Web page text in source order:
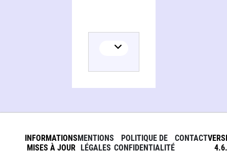
INFORMATIONS
MISES À JOUR
MENTIONS
LÉGALES
POLITIQUE DE
CONFIDENTIALITÉ
CONTACT